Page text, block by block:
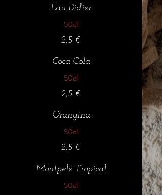
Eau Didier
50cl
2,5 €
Coca Cola
50cl
2,5 €
Orangina
50cl
2,5 €
Montpelé Tropical
50cl